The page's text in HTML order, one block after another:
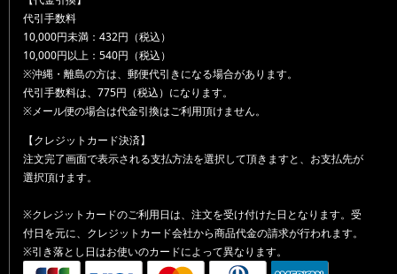
代引手数料
10,000円未満：432円（税込）
10,000円以上：540円（税込）
※沖縄・離島の方は、郵便代引きになる場合があります。
代引手数料は、775円（税込）になります。
※メール便の場合は代金引換はご利用頂けません。
【クレジットカード決済】
注文完了画面で表示される支払方法を選択して頂きますと、お支払先が
選択頂けます。
※クレジットカードのご利用日は、注文を受け付けた日となります。受
付日を元に、クレジットカード会社から商品代金の請求が行われます。
※引き落とし日はお使いのカードによって異なります。